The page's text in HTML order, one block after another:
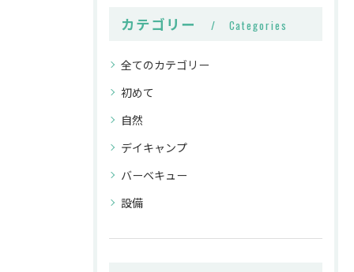
カテゴリー Categories
全てのカテゴリー
初めて
自然
デイキャンプ
バーベキュー
設備